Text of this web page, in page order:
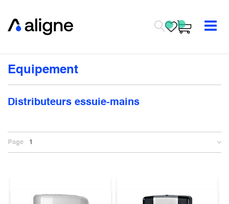
Equipement
Distributeurs essuie-mains
Page 1